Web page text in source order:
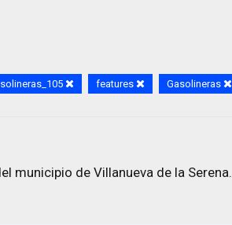
features Gasolineras
municipio de Villanueva de la Serena.